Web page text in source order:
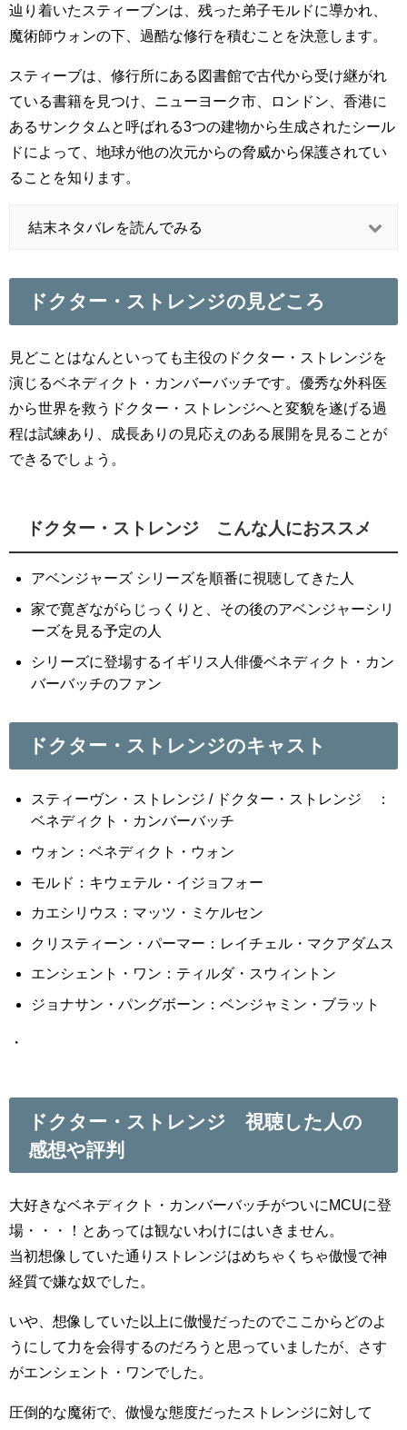
辿り着いたスティーブンは、残った弟子モルドに導かれ、
魔術師ウォンの下、過酷な修行を積むことを決意します。
スティーブは、修行所にある図書館で古代から受け継がれ
ている書籍を見つけ、ニューヨーク市、ロンドン、香港に
あるサンクタムと呼ばれる3つの建物から生成されたシール
ドによって、地球が他の次元からの脅威から保護されてい
ることを知ります。
結末ネタバレを読んでみる
ドクター・ストレンジの見どころ
見どことはなんといっても主役のドクター・ストレンジを
演じるベネディクト・カンバーバッチです。優秀な外科医
から世界を救うドクター・ストレンジへと変貌を遂げる過
程は試練あり、成長ありの見応えのある展開を見ることが
できるでしょう。
ドクター・ストレンジ こんな人におススメ
アベンジャーズ シリーズを順番に視聴してきた人
家で寛ぎながらじっくりと、その後のアベンジャーシリ
ーズを見る予定の人
シリーズに登場するイギリス人俳優ベネディクト・カン
バーバッチのファン
ドクター・ストレンジのキャスト
スティーヴン・ストレンジ / ドクター・ストレンジ ：
ベネディクト・カンバーバッチ
ウォン：ベネディクト・ウォン
モルド：キウェテル・イジョフォー
カエシリウス：マッツ・ミケルセン
クリスティーン・パーマー：レイチェル・マクアダムス
エンシェント・ワン：ティルダ・スウィントン
ジョナサン・パングボーン：ベンジャミン・ブラット
・
ドクター・ストレンジ 視聴した人の
感想や評判
大好きなベネディクト・カンバーバッチがついにMCUに登
場・・・！とあっては観ないわけにはいきません。
当初想像していた通りストレンジはめちゃくちゃ傲慢で神
経質で嫌な奴でした。
いや、想像していた以上に傲慢だったのでここからどのよ
うにして力を会得するのだろうと思っていましたが、さす
がエンシェント・ワンでした。
圧倒的な魔術で、傲慢な態度だったストレンジに対して